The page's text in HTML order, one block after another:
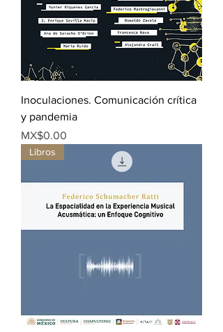
Inoculaciones. Comunicación crítica
y pandemia
Price
MX$0.00
Libros